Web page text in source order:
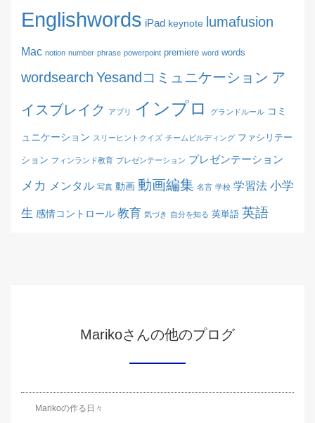
Englishwords iPad keynote lumafusion
Mac notion number phrase powerpoint premiere word words
wordsearch Yesandコミュニケーション ア
イスブレイク アプリ インプロ グランドルール コミ
ュニケーション スリーヒントクイズ チームビルディング ファシリテー
ション フィンランド教育 ブレゼンテーション プレゼンテーション
メカ メンタル 写真 動画 動画編集 名言 学校 学習法 小学
生 感情コントロール 教育 気づき 自分を知る 英単語 英語
Marikoさんの他のプログ
Marikoの作る日々